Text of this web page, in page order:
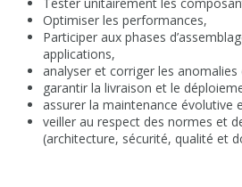
Optimiser les performances,
Participer aux phases
applications,
analyser et corriger les anomalies
garantir la livraison et le
assurer la maintenance évolutive
veiller au respect des normes et
(architecture, sécurité, qualité et